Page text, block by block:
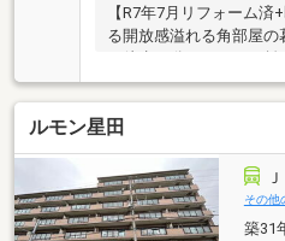
【R7年7月リフォーム
る開放感溢れる角部屋
カウンターキッチンとい
ルモン星田
その他
築31